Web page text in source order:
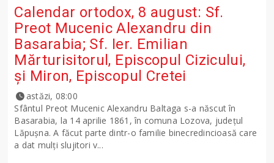
Calendar ortodox, 8 august: Sf.
Preot Mucenic Alexandru din
Basarabia; Sf. Ier. Emilian
Mărturisitorul, Episcopul Cizicului,
şi Miron, Episcopul Cretei
astăzi, 08:00
Sfântul Preot Mucenic Alexandru Baltaga s-a născut în
Basarabia, la 14 aprilie 1861, în comuna Lozova, județul
Lăpușna. A făcut parte dintr-o familie binecredincioasă care
a dat mulți slujitori v...